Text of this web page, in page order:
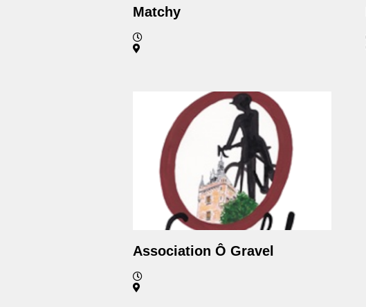
Matchy
Association Ô Gravel